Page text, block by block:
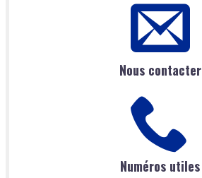
Nous contacter
Numéros utiles